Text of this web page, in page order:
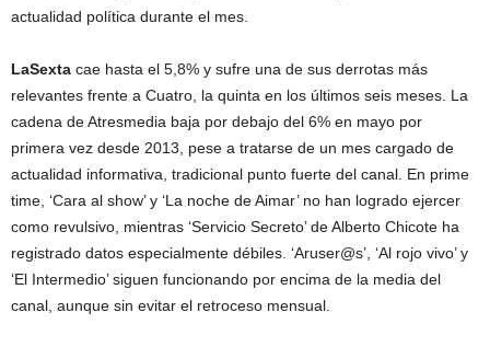
actualidad política durante el mes.
LaSexta cae hasta el 5,8% y sufre una de sus derrotas más
relevantes frente a Cuatro, la quinta en los últimos seis meses. La
cadena de Atresmedia baja por debajo del 6% en mayo por
primera vez desde 2013, pese a tratarse de un mes cargado de
actualidad informativa, tradicional punto fuerte del canal. En prime
time, ‘Cara al show’ y ‘La noche de Aimar’ no han logrado ejercer
como revulsivo, mientras ‘Servicio Secreto’ de Alberto Chicote ha
registrado datos especialmente débiles. ‘Aruser@s’, ‘Al rojo vivo’ y
‘El Intermedio’ siguen funcionando por encima de la media del
canal, aunque sin evitar el retroceso mensual.